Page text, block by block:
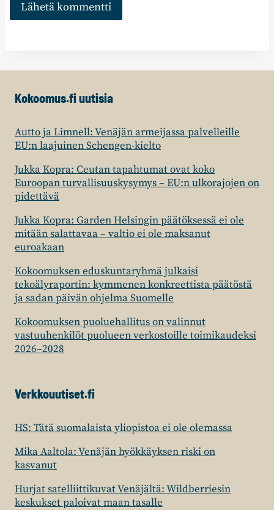
Kokoomus.fi uutisia
Autto ja Limnell: Venäjän armeijassa palvelleille
EU:n laajuinen Schengen-kielto
Jukka Kopra: Ceutan tapahtumat ovat koko
Euroopan turvallisuuskysymys – EU:n ulkorajojen on
pidettävä
Jukka Kopra: Garden Helsingin päätöksessä ei ole
mitään salattavaa – valtio ei ole maksanut
euroakaan
Kokoomuksen eduskuntaryhmä julkaisi
tekoälyraportin: kymmenen konkreettista päätöstä
ja sadan päivän ohjelma Suomelle
Kokoomuksen puoluehallitus on valinnut
vastuuhenkilöt puolueen verkostoille toimikaudeksi
2026–2028
Verkkouutiset.fi
HS: Tätä suomalaista yliopistoa ei ole olemassa
Mika Aaltola: Venäjän hyökkäyksen riski on
kasvanut
Hurjat satelliittikuvat Venäjältä: Wildberriesin
keskukset paloivat maan tasalle